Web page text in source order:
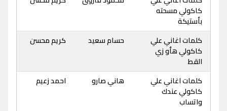
كاكولي مسحته
بأستيكة
كلمات اغاني علي
كاكولي هأو زي
القط
حسام سعيد كريم محسن
كلمات اغاني علي
كاكولي عندك
واتساب
هاني صارو احمد زعيم